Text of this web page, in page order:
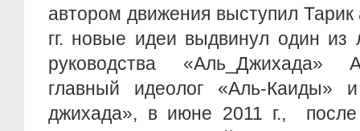
автором движения выступил
гг. новые идеи выдвинул один из
руководства «Аль_Джихада»
главный идеолог «Аль-Каиды»
джихада», в июне 2011 г.,